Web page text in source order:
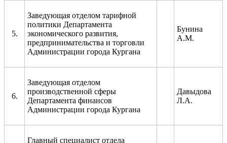
5.
Заведующая отделом тарифной
политики Департамента
экономического развития,
предпринимательства и торговли
Администрации города Кургана
Бунина
А.М.
6.
Заведующая отделом
производственной сферы
Департамента финансов
Администрации города Кургана
Давыдова
Л.А.
Главный специалист отдела